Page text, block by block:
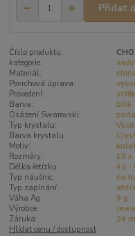
Přidat
Číslo produktu:
kategorie:
Materiál:
Povrchová úprava:
Provedení:
Barva:
bílá
Osázení Swarovski:
perla
Typ krystalu:
Barva krystalu:
Motiv:
Rozměry:
10 x
Délka řetízku:
42 -
Typ náušnic:
na
Typ zapínání:
Váha Ag:
9 g
Výrobce:
Záruka:
24
Hlídat cenu / dostupnost